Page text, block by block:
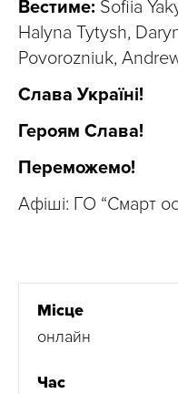
Вестиме: Sofiia
Halyna Tytysh,
Povorozniuk,
Слава Україні!
Героям Слава!
Переможемо!
Афіші: ГО “Смарт
Місце
онлайн
Час